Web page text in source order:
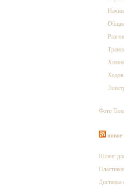
Химия
Фото
Шланг
Доставка